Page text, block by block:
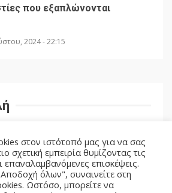
που εξαπλώνονται
2024 - 22:15
στον ιστότοπό μας για να σας
σχετική εμπειρία θυμίζοντας τις
επαναλαμβανόμενες επισκέψεις.
όλων", συναινείτε στη
Ωστόσο, μπορείτε να